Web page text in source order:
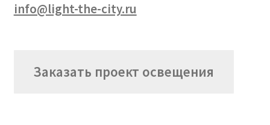
info@light-the-city.ru
Заказать проект освещения